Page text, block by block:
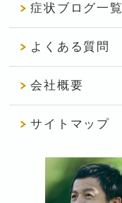
症状ブログ一覧
よくある質問
会社概要
サイトマップ